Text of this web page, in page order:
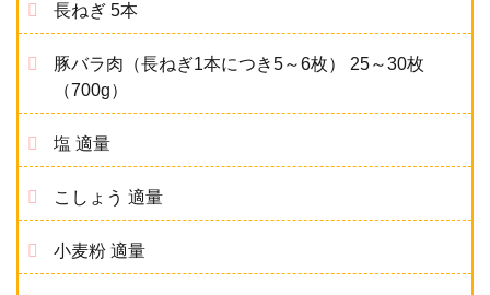
長ねぎ 5本
豚バラ肉（長ねぎ1本につき5～6枚） 25～30枚
（700g）
塩 適量
こしょう 適量
小麦粉 適量